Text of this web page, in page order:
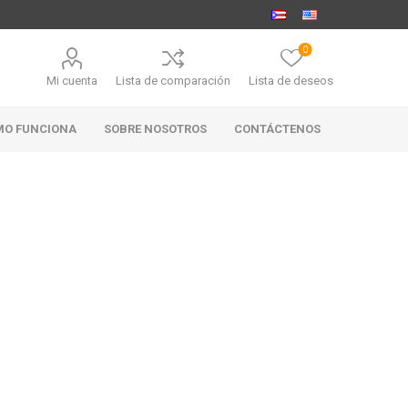
Mi cuenta Lista de comparación Lista de deseos
0
FUNCIONA SOBRE NOSOTROS CONTÁCTENOS